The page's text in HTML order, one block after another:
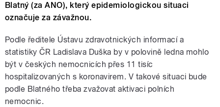
Blatný (za ANO), který epidemiologickou situaci
označuje za závažnou.
Podle ředitele Ústavu zdravotnických informací a
statistiky ČR Ladislava Duška by v polovině ledna mohlo
být v českých nemocnicích přes 11 tisíc
hospitalizovaných s koronavirem. V takové situaci bude
podle Blatného třeba zvažovat aktivaci polních
nemocnic.